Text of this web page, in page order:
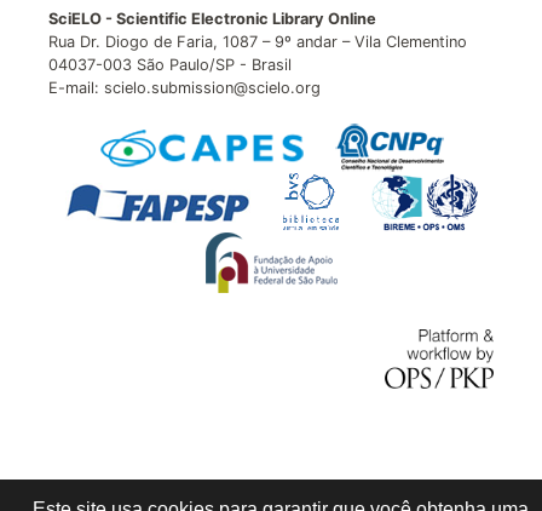
SciELO - Scientific Electronic Library Online
Rua Dr. Diogo de Faria, 1087 – 9º andar – Vila Clementino
04037-003 São Paulo/SP - Brasil
E-mail: scielo.submission@scielo.org